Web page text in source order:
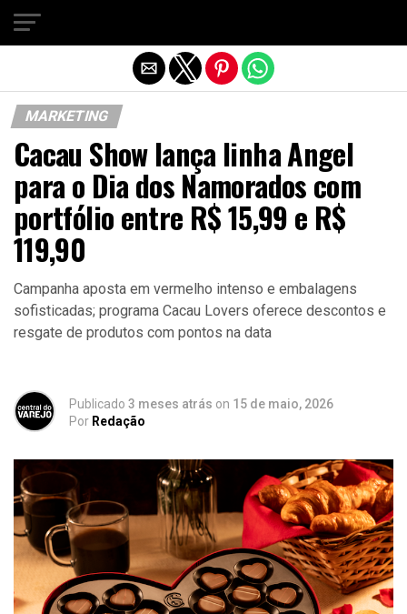
MARKETING
Cacau Show lança linha Angel
para o Dia dos Namorados com
portfólio entre R$ 15,99 e R$
119,90
Campanha aposta em vermelho intenso e embalagens
sofisticadas; programa Cacau Lovers oferece descontos e
resgate de produtos com pontos na data
Publicado 3 meses atrás on 15 de maio, 2026
Por Redação